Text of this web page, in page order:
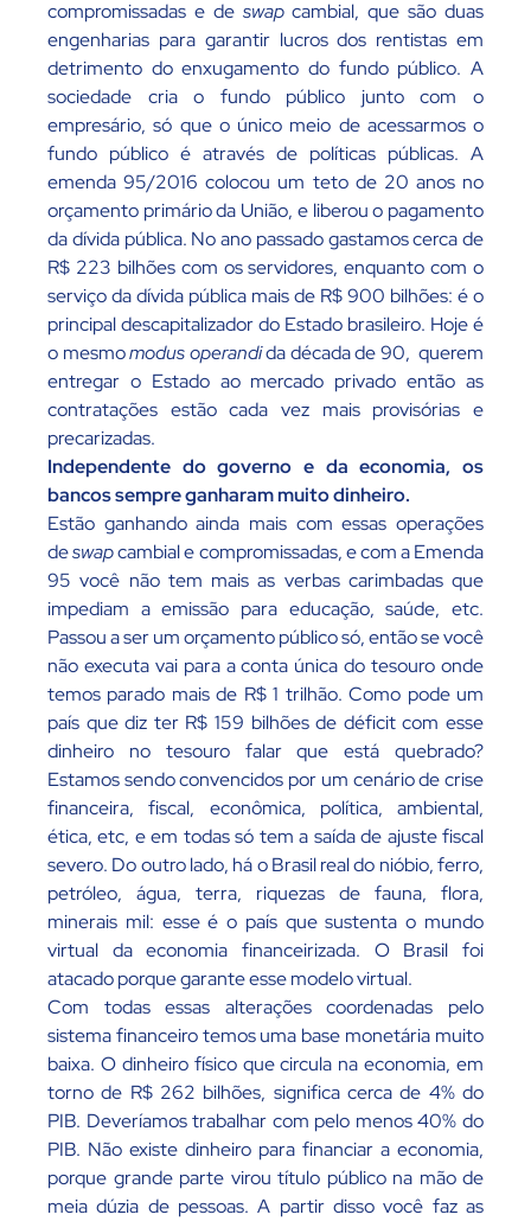
compromissadas e de swapcambial, que são duas
engenharias para garantir lucros dos rentistas em
detrimento do enxugamento do fundo público. A
sociedade cria o fundo público junto com o
empresário, só que o único meio de acessarmos o
fundo público é através de políticas públicas. A
emenda 95/2016 colocou um teto de 20 anos no
orçamento primário da União, e liberou o pagamento
da dívida pública. No ano passado gastamos cerca de
R$ 223 bilhões com os servidores, enquanto com o
serviço da dívida pública mais de R$ 900 bilhões: é o
principal descapitalizador do Estado brasileiro. Hoje é
o mesmomodus operandida década de 90, querem
entregar o Estado ao mercado privado então as
contratações estão cada vez mais provisórias e
precarizadas.
Independente do governo e da economia, os
bancos sempre ganharam muito dinheiro.
Estão ganhando ainda mais com essas operações
deswapcambial e compromissadas, e com a Emenda
95 você não tem mais as verbas carimbadas que
impediam a emissão para educação, saúde, etc.
Passou a ser um orçamento público só, então se você
não executa vai para a conta única do tesouro onde
temos parado mais de R$ 1 trilhão. Como pode um
país que diz ter R$ 159 bilhões de déficit com esse
dinheiro no tesouro falar que está quebrado?
Estamos sendo convencidos por um cenário de crise
financeira, fiscal, econômica, política, ambiental,
ética, etc, e em todas só tem a saída de ajuste fiscal
severo. Do outro lado, há o Brasil real do nióbio, ferro,
petróleo, água, terra, riquezas de fauna, flora,
minerais mil: esse é o país que sustenta o mundo
virtual da economia financeirizada. O Brasil foi
atacado porque garante esse modelo virtual.
Com todas essas alterações coordenadas pelo
sistema financeiro temos uma base monetária muito
baixa. O dinheiro físico que circula na economia, em
torno de R$ 262 bilhões, significa cerca de 4% do
PIB. Deveríamos trabalhar com pelo menos 40% do
PIB. Não existe dinheiro para financiar a economia,
porque grande parte virou título público na mão de
meia dúzia de pessoas. A partir disso você faz as